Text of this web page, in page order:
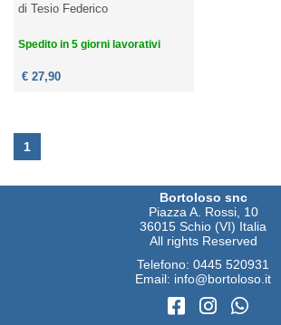
diTesio Federico
Spedito in 5 giorni lavorativi
€ 27,90
1
Bortoloso snc
Piazza A. Rossi, 10
36015 Schio (VI) Italia
All rights Reserved
Telefono: 0445 520931
Email: info@bortoloso.it